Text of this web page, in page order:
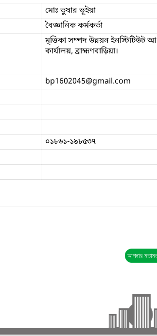
মোঃ তুষার ভূইয়া
বৈজ্ঞানিক কর্মকর্তা
মৃত্তিকা সম্পদ উন্নয়ন ইনস্টিটিউট
কার্যালয়, ব্রাহ্মণবাড়িয়া।
bp1602045@gmail.com
০১৮৬১-১৯৮৫৩৭
আপনার